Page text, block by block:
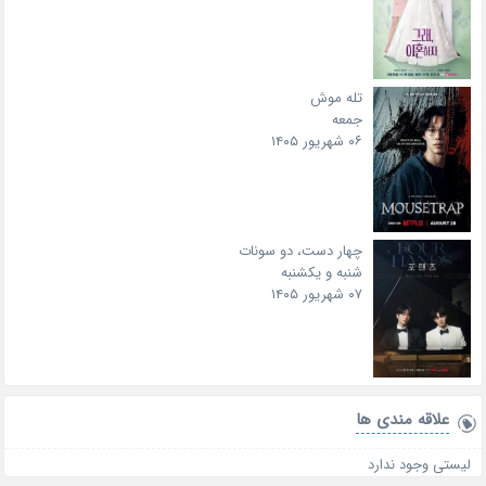
تله موش
جمعه
۰۶ شهریور ۱۴۰۵
چهار دست، دو سونات
شنبه و یکشنبه
۰۷ شهریور ۱۴۰۵
علاقه‌ مندی ها
لیستی وجود ندارد